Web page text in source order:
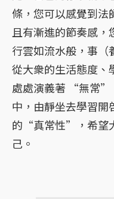
條，您可以感覺到法
且有漸進的節奏感
行雲如流水般，事（
從大衆的生活態度、
處處演義著 “無常”
中，由靜坐去學習
的“真常性”，希望
己。